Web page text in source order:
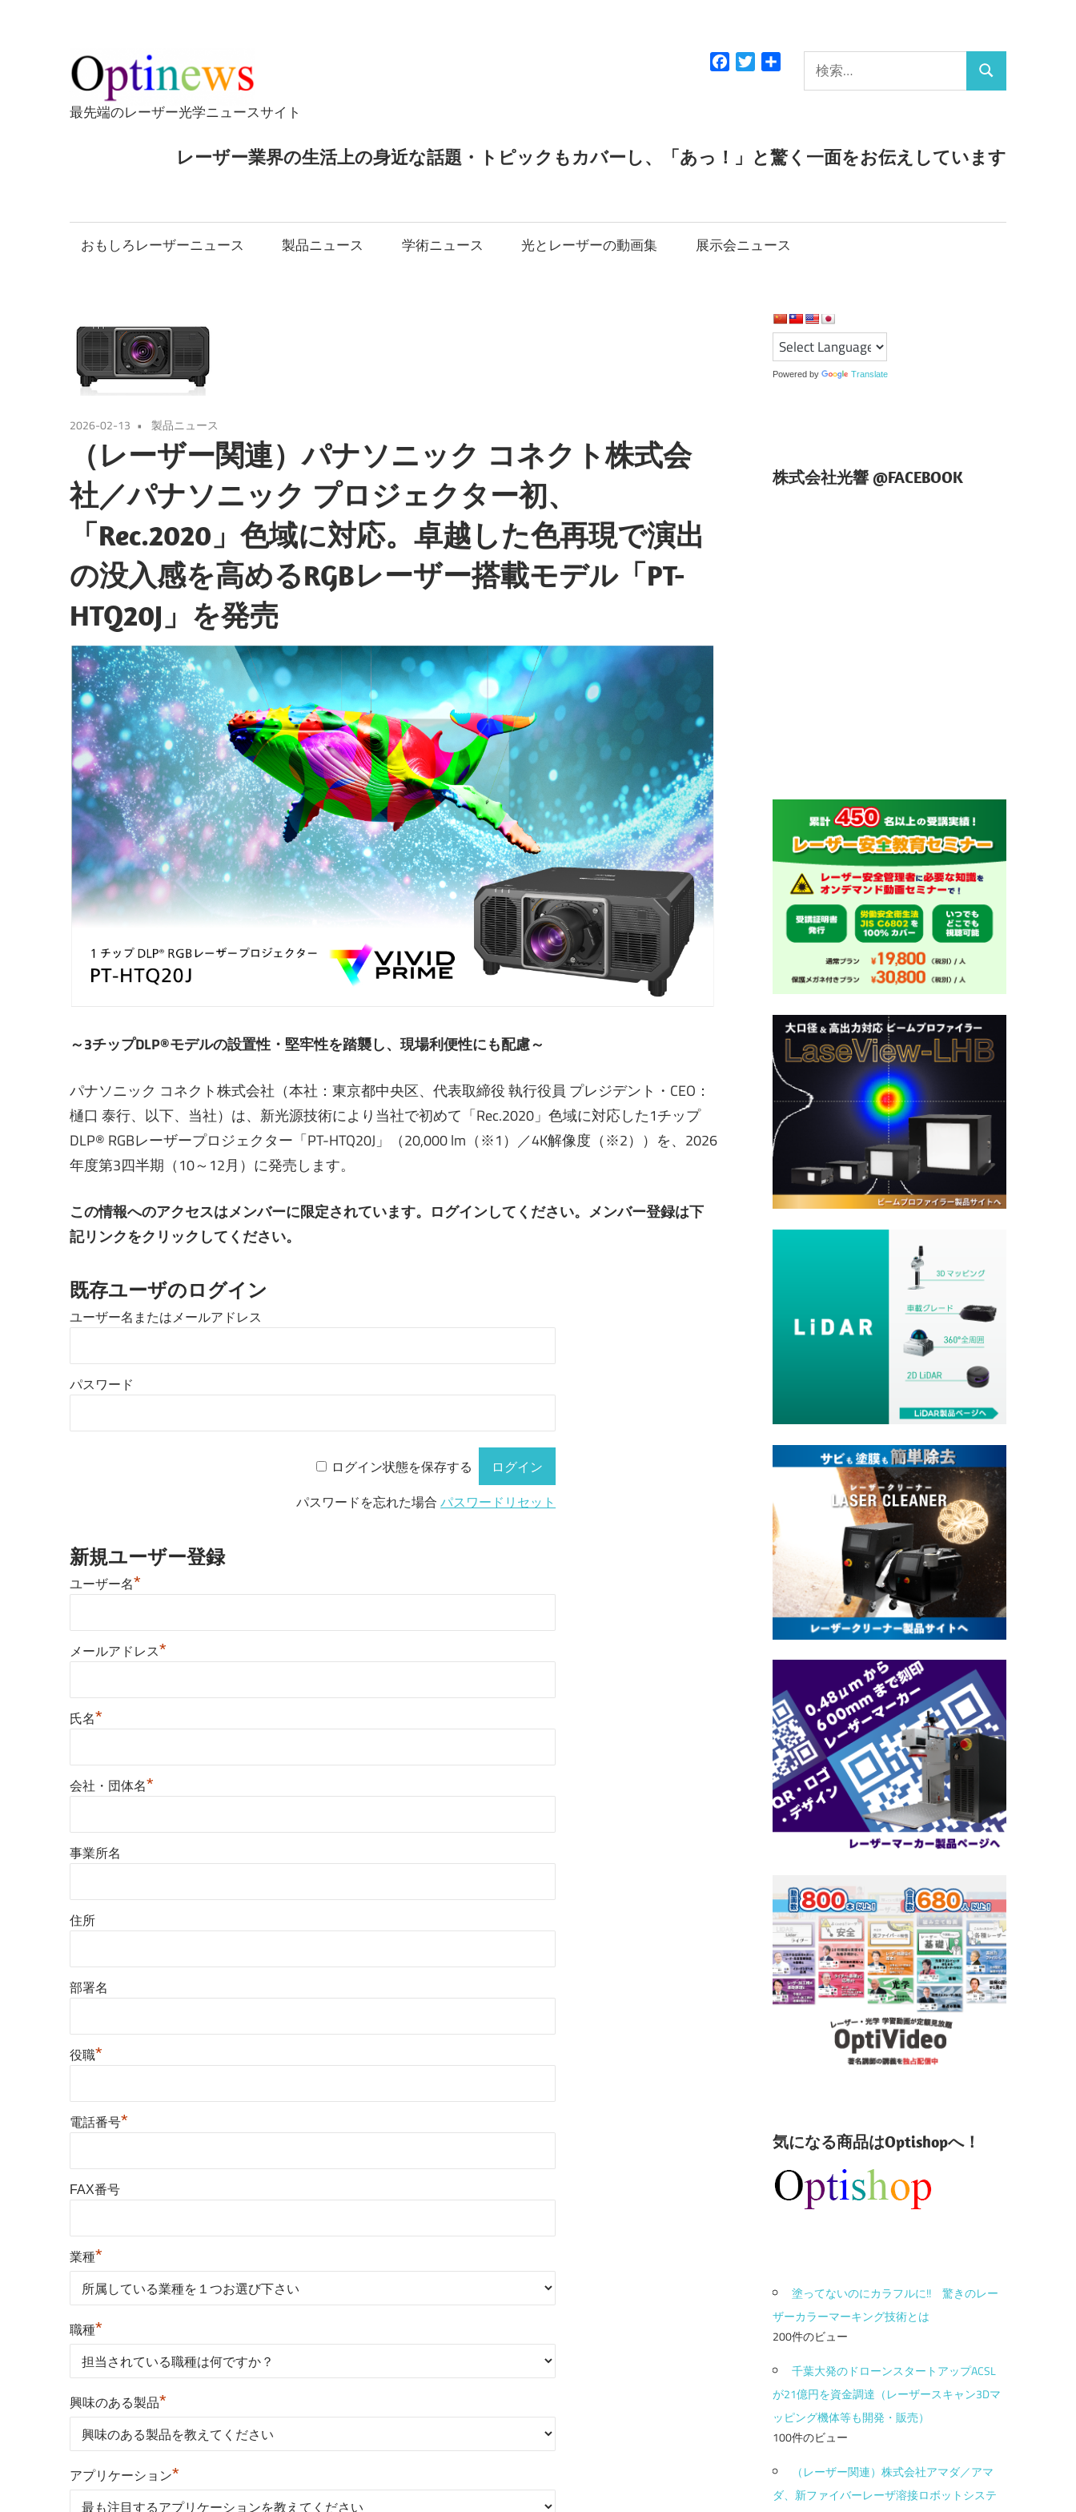
テ
ン
ツ
プ
最先端のレーザー光学ニュースサイト
索:
検
Facebook
Twitter
レーザー業界の生活上の身近な話題・トピックもカバーし、「あっ！」と驚く一面をお伝えしています
おもしろレーザーニュース 製品ニュース 学術ニュース 光とレーザーの動画集 展示会ニュース
2026-02-13 製品ニュース
（レーザー関連）パナソニック コネクト株式会
社／パナソニック プロジェクター初、
「Rec.2020」色域に対応。卓越した色再現で演出
の没入感を高めるRGBレーザー搭載モデル「PT-
HTQ20J」を発売
～3チップDLP®モデルの設置性・堅牢性を踏襲し、現場利便性にも配慮～
パナソニック コネクト株式会社（本社：東京都中央区、代表取締役 執行役員 プレジデント・CEO：
樋口 泰行、以下、当社）は、新光源技術により当社で初めて「Rec.2020」色域に対応した1チップ
DLP® RGBレーザープロジェクター「PT-HTQ20J」（20,000 lm（※1）／4K解像度（※2））を、2026
年度第3四半期（10～12月）に発売します。
この情報へのアクセスはメンバーに限定されています。ログインしてください。メンバー登録は下
記リンクをクリックしてください。
既存ユーザのログイン
ユーザー名またはメールアドレス
パスワード
ログイン状態を保存する
パスワードを忘れた場合パスワードリセット
新規ユーザー登録
ユーザー名*
メールアドレス*
氏名*
会社・団体名*
事業所名
住所
部署名
役職*
電話番号*
FAX番号
業種*
職種*
興味のある製品*
アプリケーション*
Powered by Translate
株式会社光響 @FACEBOOK
気になる商品はOptishopへ！
塗ってないのにカラフルに!! 驚きのレー
ザーカラーマーキング技術とは
200件のビュー
千葉大発のドローンスタートアップACSL
が21億円を資金調達（レーザースキャン3Dマ
ッピング機体等も開発・販売）
100件のビュー
（レーザー関連）株式会社アマダ／アマ
ダ、新ファイバーレーザ溶接ロボットシステ